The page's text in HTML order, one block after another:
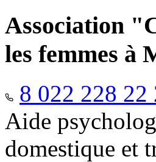
Association
les femmes à
8 022 228 22
Aide
domestique et